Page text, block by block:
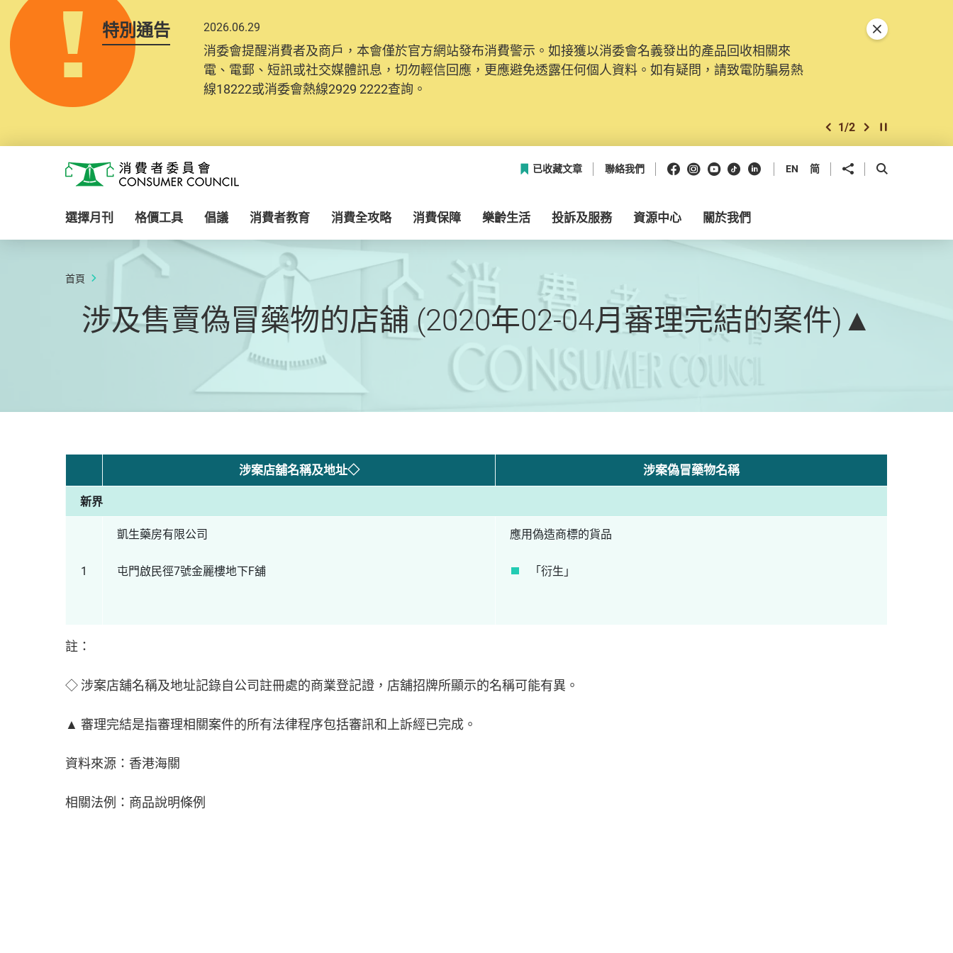
特別通告 2026.06.29
消委會提醒消費者及商戶，本會僅於官方網站發布消費警示。如接獲以消委會名義發出的產品回收相關來
電、電郵、短訊或社交媒體訊息，切勿輕信回應，更應避免透露任何個人資料。如有疑問，請致電防騙易熱
線18222或消委會熱線2929 2222查詢。
上一個
1/2 下一個開始/暫停幻燈
關閉特別通告
消費者委員會
已收藏文章 聯絡我們 Facebook
Instagram
Youtube
抖音領英 EN 简 分享到 開啟搜尋框
選擇月刊 格價工具 倡議 消費者教育 消費全攻略 消費保障 樂齡生活 投訴及服務 資源中心 關於我們
首頁
涉及售賣偽冒藥物的店舖 (2020年02-04月審理完結的案件)▲
涉案店舖名稱及地址◇ 涉案偽冒藥物名稱
新界
1
凱生藥房有限公司
屯門啟民徑7號金麗樓地下F舖
應用偽造商標的貨品
「衍生」
註：
◇ 涉案店舖名稱及地址記錄自公司註冊處的商業登記證，店舖招牌所顯示的名稱可能有異。
▲ 審理完結是指審理相關案件的所有法律程序包括審訊和上訴經已完成。
資料來源：香港海關
相關法例：商品說明條例